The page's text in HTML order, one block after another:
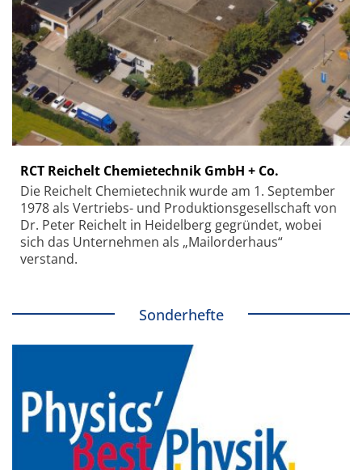
RCT Reichelt Chemietechnik GmbH + Co.
Die Reichelt Chemietechnik wurde am 1. September
1978 als Vertriebs- und Produktionsgesellschaft von
Dr. Peter Reichelt in Heidelberg gegründet, wobei
sich das Unternehmen als „Mailorderhaus“
verstand.
Sonderhefte